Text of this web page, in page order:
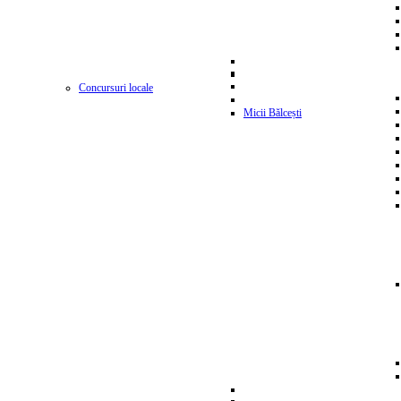
Concursuri locale
Micii Bălcești